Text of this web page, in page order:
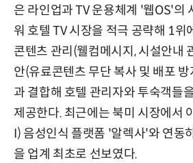
은 라인업과 TV 운용체계 '웹OS'의
워 호텔 TV 시장을 적극 공략해 1위
콘텐츠 관리(웰컴메시지, 시설안내
안(유료콘텐츠 무단 복사 및 배포
과 결합해 호텔 관리자와 투숙객들
제공한다. 최근에는 북미 시장에서
I) 음성인식 플랫폼 '알렉사'와 연동
을 업계 최초로 선보였다.